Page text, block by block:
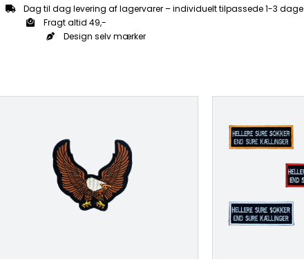
Dag til dag levering af lagervarer – individuelt tilpassede 1-3 dage
Fragt altid 49,-
Design selv mærker